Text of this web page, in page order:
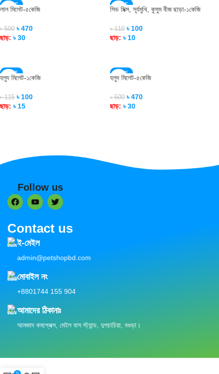
SALE
লাল মিলেট-৫কেজি
৳500 ৳470
ছাড়: ৳30
SALE
SOLD OUT
সিড মিক্স, সূর্যমুখি, কুসুম বীজ ছাড়া-১কেজি
৳110 ৳ 100
ছাড়: ৳ 10
SALE
SOLD OUT
হলুদ মিলেট-১কেজি
৳115 ৳ 100
ছাড়: ৳ 15
SALE
SOLD OUT
হলুদ মিলেট-৫কেজি
৳500 ৳470
ছাড়: ৳30
Follow us
Contact us
ই-মেইল
admin@petshopbd.com
মোবাইল নং
+8801744 155 904
আমাদের ঠিকানাঃ
আমজাদ কমপ্লেক্স, মেইল বাস স্ট্যান্ড, দুপচাচিয়া, বগুড়া।